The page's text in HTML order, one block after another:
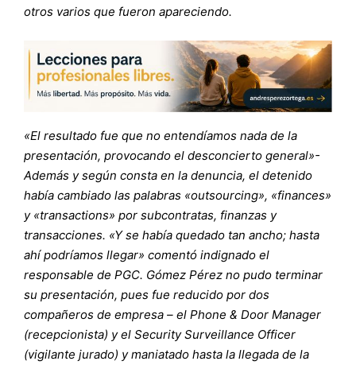
otros varios que fueron apareciendo.
«El resultado fue que no entendíamos nada de la
presentación, provocando el desconcierto general»-
Además y según consta en la denuncia, el detenido
había cambiado las palabras «outsourcing», «finances»
y «transactions» por subcontratas, finanzas y
transacciones. «Y se había quedado tan ancho; hasta
ahí podríamos llegar» comentó indignado el
responsable de PGC. Gómez Pérez no pudo terminar
su presentación, pues fue reducido por dos
compañeros de empresa – el Phone & Door Manager
(recepcionista) y el Security Surveillance Officer
(vigilante jurado) y maniatado hasta la llegada de la